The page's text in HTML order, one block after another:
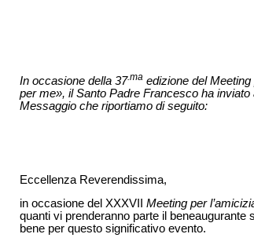
In occasione della 37.ma edizione del
per me», il Santo Padre Francesco ha
Messaggio che riportiamo di seguito:
Eccellenza Reverendissima,
in occasione del XXXVII Meeting per
quanti vi prenderanno parte il
bene per questo significativo evento.